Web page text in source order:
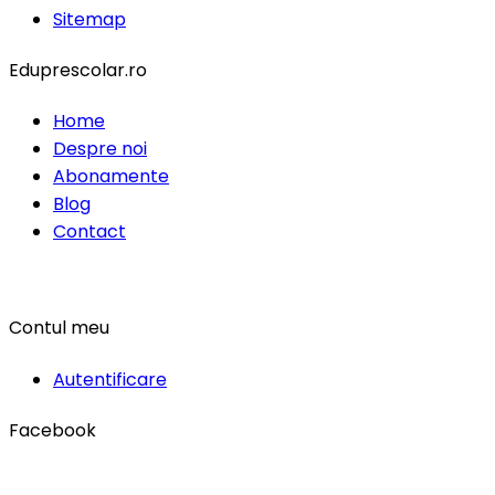
Sitemap
Eduprescolar.ro
Home
Despre noi
Abonamente
Blog
Contact
Contul meu
Autentificare
Facebook